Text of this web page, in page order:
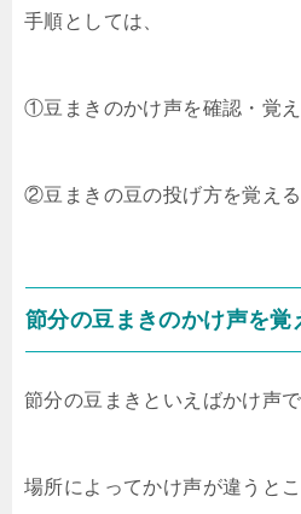
手順としては、
①豆まきのかけ声を確認・覚
②豆まきの豆の投げ方を覚える
節分の豆まきのかけ声を覚
節分の豆まきといえばかけ声で
場所によってかけ声が違うと